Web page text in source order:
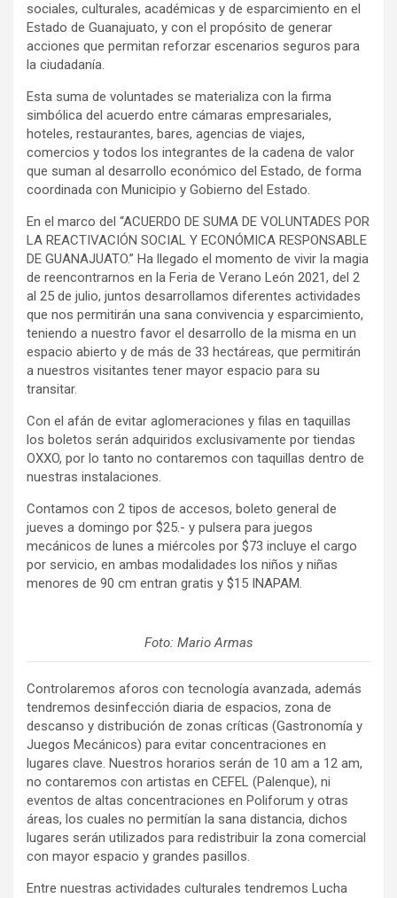
sociales, culturales, académicas y de esparcimiento en el
Estado de Guanajuato, y con el propósito de generar
acciones que permitan reforzar escenarios seguros para
la ciudadanía.
Esta suma de voluntades se materializa con la firma
simbólica del acuerdo entre cámaras empresariales,
hoteles, restaurantes, bares, agencias de viajes,
comercios y todos los integrantes de la cadena de valor
que suman al desarrollo económico del Estado, de forma
coordinada con Municipio y Gobierno del Estado.
En el marco del “ACUERDO DE SUMA DE VOLUNTADES POR
LA REACTIVACIÓN SOCIAL Y ECONÓMICA RESPONSABLE
DE GUANAJUATO.” Ha llegado el momento de vivir la magia
de reencontrarnos en la Feria de Verano León 2021, del 2
al 25 de julio, juntos desarrollamos diferentes actividades
que nos permitirán una sana convivencia y esparcimiento,
teniendo a nuestro favor el desarrollo de la misma en un
espacio abierto y de más de 33 hectáreas, que permitirán
a nuestros visitantes tener mayor espacio para su
transitar.
Con el afán de evitar aglomeraciones y filas en taquillas
los boletos serán adquiridos exclusivamente por tiendas
OXXO, por lo tanto no contaremos con taquillas dentro de
nuestras instalaciones.
Contamos con 2 tipos de accesos, boleto general de
jueves a domingo por $25.- y pulsera para juegos
mecánicos de lunes a miércoles por $73 incluye el cargo
por servicio, en ambas modalidades los niños y niñas
menores de 90 cm entran gratis y $15 INAPAM.
Foto: Mario Armas
Controlaremos aforos con tecnología avanzada, además
tendremos desinfección diaria de espacios, zona de
descanso y distribución de zonas críticas (Gastronomía y
Juegos Mecánicos) para evitar concentraciones en
lugares clave. Nuestros horarios serán de 10 am a 12 am,
no contaremos con artistas en CEFEL (Palenque), ni
eventos de altas concentraciones en Poliforum y otras
áreas, los cuales no permitían la sana distancia, dichos
lugares serán utilizados para redistribuir la zona comercial
con mayor espacio y grandes pasillos.
Entre nuestras actividades culturales tendremos Lucha